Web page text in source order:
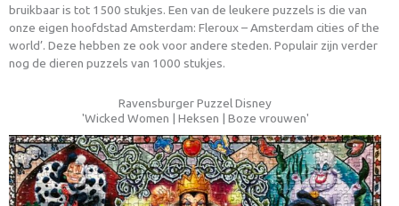
bruikbaar is tot 1500 stukjes. Een van de leukere puzzels is die van
onze eigen hoofdstad Amsterdam: Fleroux – Amsterdam cities of the
world’. Deze hebben ze ook voor andere steden. Populair zijn verder
nog de dieren puzzels van 1000 stukjes.
Ravensburger Puzzel Disney
'Wicked Women | Heksen | Boze vrouwen'